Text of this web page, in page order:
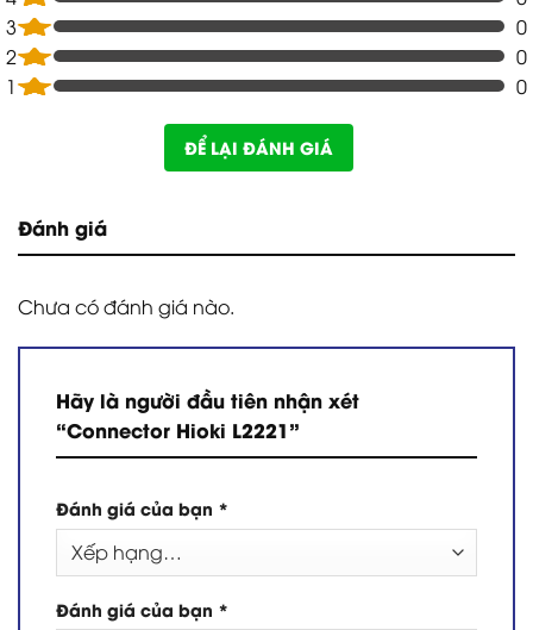
3
0
2
0
1
0
ĐỂ LẠI ĐÁNH GIÁ
Đánh giá
Chưa có đánh giá nào.
Hãy là người đầu tiên nhận xét
“Connector Hioki L2221”
Đánh giá của bạn *
Đánh giá của bạn *